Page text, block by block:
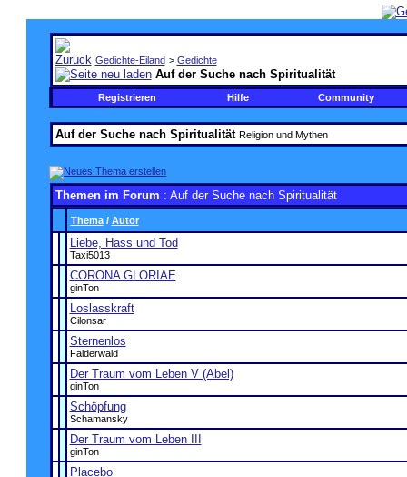
Gedichte-Eiland > Gedichte
Auf der Suche nach Spiritualität
Registrieren Hilfe Community
Auf der Suche nach Spiritualität Religion und Mythen
Themen im Forum : Auf der Suche nach Spiritualität
Thema/ Autor
Liebe, Hass und Tod
Taxi5013
CORONA GLORIAE
ginTon
Loslasskraft
Cilonsar
Sternenlos
Falderwald
Der Traum vom Leben V (Abel)
ginTon
Schöpfung
Schamansky
Der Traum vom Leben III
ginTon
Placebo